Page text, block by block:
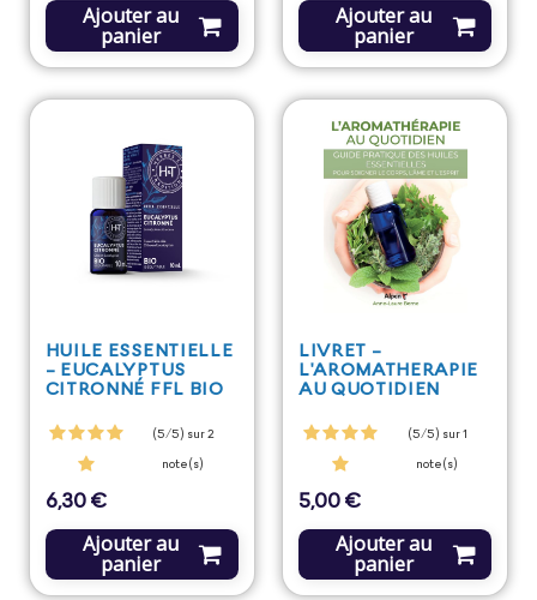
Ajouter au
panier
Ajouter au
panier
HUILE ESSENTIELLE
- EUCALYPTUS
CITRONNÉ FFL BIO
(5/5) sur 2
note(s)
Prix
6,30 €
Ajouter au
panier
LIVRET -
L'AROMATHERAPIE
AU QUOTIDIEN
(5/5) sur 1
note(s)
Prix
5,00 €
Ajouter au
panier